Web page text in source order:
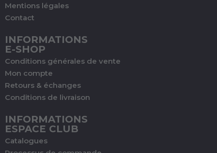
Mentions légales
Contact
INFORMATIONS
E-SHOP
Conditions générales de vente
Mon compte
Retours & échanges
Conditions de livraison
INFORMATIONS
ESPACE CLUB
Catalogues